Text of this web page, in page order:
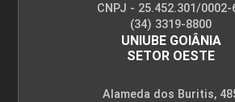
CNPJ - 25.452.301/0002-
(34) 3319-8800
UNIUBE GOIÂNIA
SETOR OESTE
Alameda dos Buritis,